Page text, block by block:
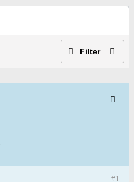
Filter
#1